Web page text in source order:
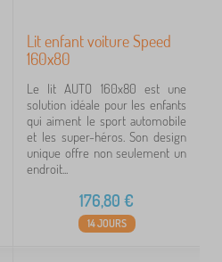
Lit enfant voiture Speed
160x80
Le lit AUTO 160x80 est une
solution idéale pour les enfants
qui aiment le sport automobile
et les super-héros. Son design
unique offre non seulement un
endroit...
176,80 €
14 JOURS